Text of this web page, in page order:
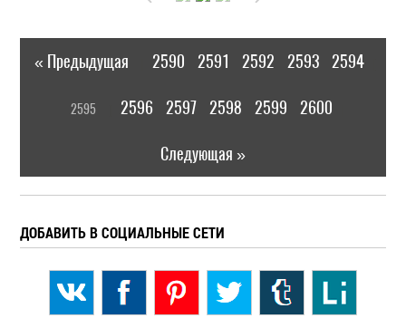
« Предыдущая 2590 2591 2592 2593 2594
2595 2596 2597 2598 2599 2600
Следующая »
ДОБАВИТЬ В СОЦИАЛЬНЫЕ СЕТИ